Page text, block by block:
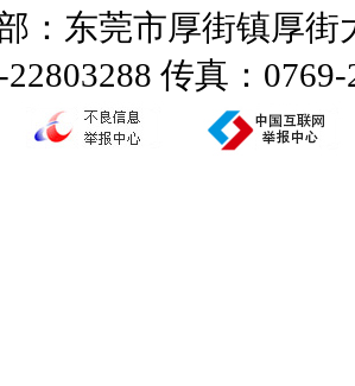
：东莞市厚街镇厚
传真：0769-